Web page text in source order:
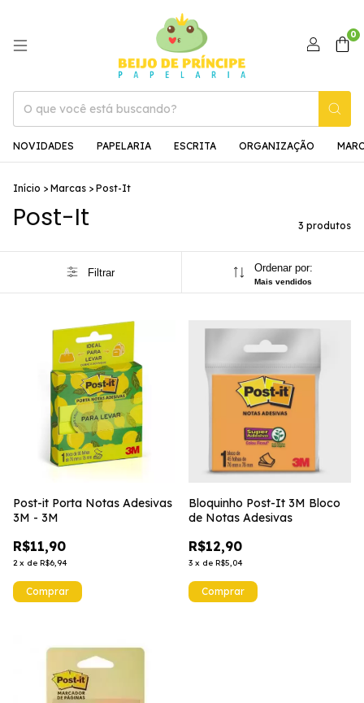
0
NOVIDADES PAPELARIA ESCRITA ORGANIZAÇÃO
Início > Marcas > Post-It
Post-It 3 produtos
Filtrar Ordenar por:
Mais vendidos
Post-it Porta Notas Adesivas
3M - 3M
R$11,90
2 x de R$6,94
Bloquinho Post-It 3M Bloco
de Notas Adesivas
R$12,90
3 x de R$5,04